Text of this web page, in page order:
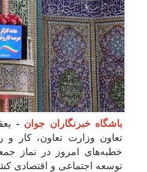
باشگاه خبرنگاران جوان-
تعاون وزارت تعاون، کار و
خطبه‌های امروز در نماز
توسعه اجتماعی و اقتصادی